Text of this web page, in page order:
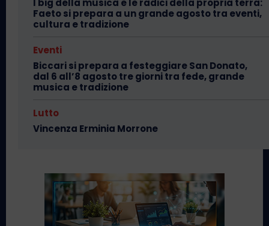
I big della musica e le radici della propria terra:
Faeto si prepara a un grande agosto tra eventi,
cultura e tradizione
Eventi
Biccari si prepara a festeggiare San Donato,
dal 6 all’8 agosto tre giorni tra fede, grande
musica e tradizione
Lutto
Vincenza Erminia Morrone